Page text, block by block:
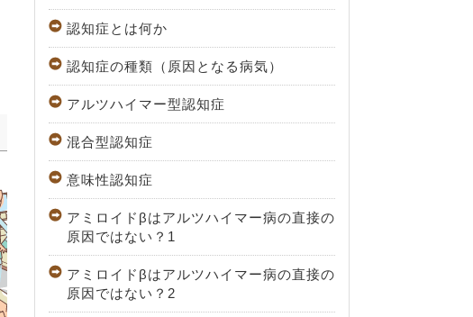
認知症とは何か
認知症の種類（原因となる病気）
アルツハイマー型認知症
混合型認知症
意味性認知症
アミロイドβはアルツハイマー病の直接の
原因ではない？1
アミロイドβはアルツハイマー病の直接の
原因ではない？2